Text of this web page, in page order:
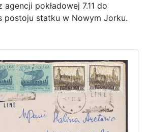
agencji pokładowej 7.11 do
postoju statku w Nowym Jorku.